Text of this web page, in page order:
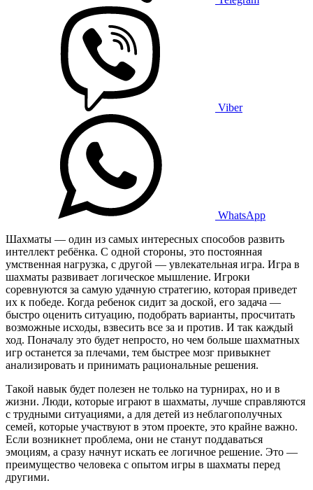
Viber
WhatsApp
Шахматы — один из самых интересных способов развить
интеллект ребёнка. С одной стороны, это постоянная
умственная нагрузка, с другой — увлекательная игра. Игра в
шахматы развивает логическое мышление. Игроки
соревнуются за самую удачную стратегию, которая приведет
их к победе. Когда ребенок сидит за доской, его задача —
быстро оценить ситуацию, подобрать варианты, просчитать
возможные исходы, взвесить все за и против. И так каждый
ход. Поначалу это будет непросто, но чем больше шахматных
игр останется за плечами, тем быстрее мозг привыкнет
анализировать и принимать рациональные решения.
Такой навык будет полезен не только на турнирах, но и в
жизни. Люди, которые играют в шахматы, лучше справляются
с трудными ситуациями, а для детей из неблагополучных
семей, которые участвуют в этом проекте, это крайне важно.
Если возникнет проблема, они не станут поддаваться
эмоциям, а сразу начнут искать ее логичное решение. Это —
преимущество человека с опытом игры в шахматы перед
другими.